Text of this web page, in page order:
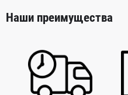
Наши преимущества